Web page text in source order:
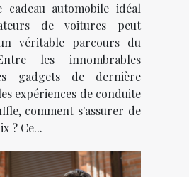
cadeau automobile idéal
de voitures peut
véritable parcours du
les innombrables
gadgets de dernière
expériences de conduite
comment s'assurer de
? Ce...